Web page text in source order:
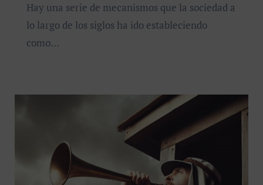
Hay una serie de mecanismos que la sociedad a
lo largo de los siglos ha ido estableciendo
como…